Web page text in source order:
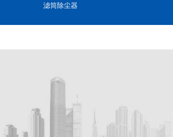
滤筒除尘器